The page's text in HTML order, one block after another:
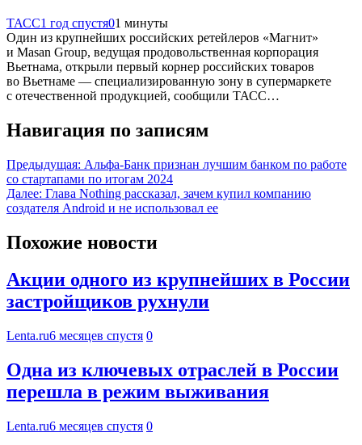
ТАСС1 год спустя01 минуты
Один из крупнейших российских ретейлеров «Магнит»
и Masan Group, ведущая продовольственная корпорация
Вьетнама, открыли первый корнер российских товаров
во Вьетнаме — специализированную зону в супермаркете
с отечественной продукцией, сообщили ТАСС…
Навигация по записям
Предыдущая: Альфа-Банк признан лучшим банком по работе
со стартапами по итогам 2024
Далее: Глава Nothing рассказал, зачем купил компанию
создателя Android и не использовал ее
Похожие новости
Акции одного из крупнейших в России
застройщиков рухнули
Lenta.ru6 месяцев спустя 0
Одна из ключевых отраслей в России
перешла в режим выживания
Lenta.ru6 месяцев спустя 0